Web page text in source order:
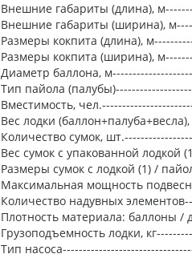
Внешние габариты (длина),
Внешние габариты (ширина),
Размеры кокпита (длина),
Размеры кокпита (ширина),
Диаметр баллона,
Тип пайола
Вместимость,
Вес лодки
Количество сумок,
Вес сумок с упакованной лодкой
Размеры сумок с лодкой (1) /
Максимальная мощность
Количество надувных
Плотность материала: баллоны /
Грузоподъемность лодки,
Тип